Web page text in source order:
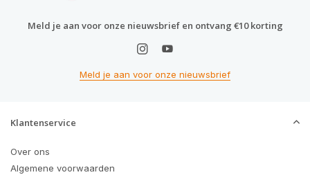
Meld je aan voor onze nieuwsbrief en ontvang €10 korting
Meld je aan voor onze nieuwsbrief
Klantenservice
Over ons
Algemene voorwaarden